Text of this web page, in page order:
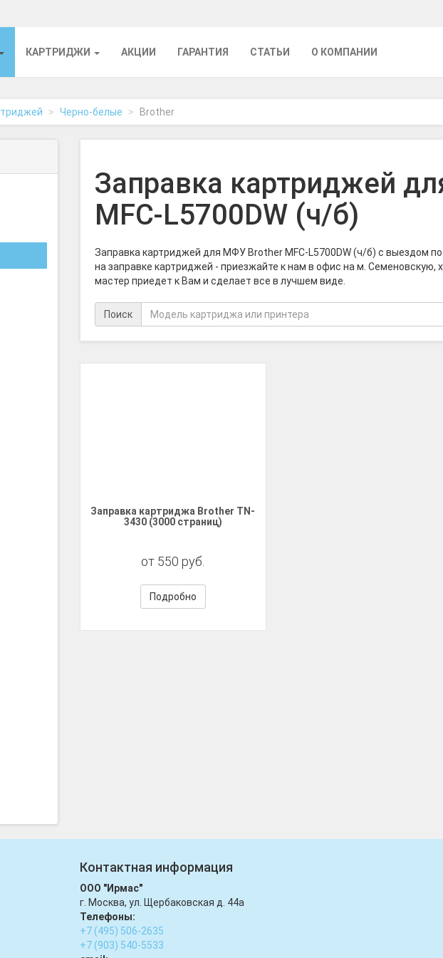
КАРТРИДЖИ АКЦИИ ГАРАНТИЯ СТАТЬИ О КОМПАНИИ
Черно-белые Brother
Заправка картриджей
MFC-L5700DW (ч/б)
Заправка картриджей для МФУ Brother MFC-L5700DW (ч/б) с выездом
на заправке картриджей - приезжайте к нам в офис на м. Семеновскую,
мастер приедет к Вам и сделает все в лучшем виде.
Поиск
Заправка картриджа Brother TN-
3430 (3000 страниц)
от 550 руб.
Подробно
Контактная информация
ООО "Ирмас"
г. Москва, ул. Щербаковская д. 44а
Телефоны:
+7 (495) 506-2635
+7 (903) 540-5533